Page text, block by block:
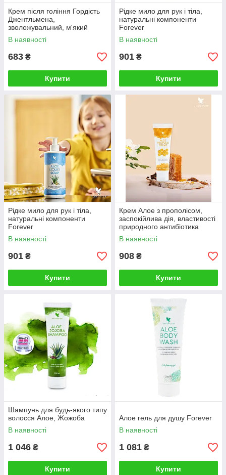
Крем після гоління Гордість
Джентльмена,
зволожувальний, м'який
В наявності
683 ₴
Купити
Рідке мило для рук і тіла,
натуральні компоненти
Forever
В наявності
901 ₴
Купити
Рідке мило для рук і тіла,
натуральні компоненти
Forever
В наявності
901 ₴
Купити
Крем Алое з прополісом,
заспокійлива дія, властивості
природного антибіотика
В наявності
908 ₴
Купити
Шампунь для будь-якого типу
волосся Алое, Жожоба
В наявності
1 046 ₴
Купити
Алое гель для душу Forever
В наявності
1 081 ₴
Купити